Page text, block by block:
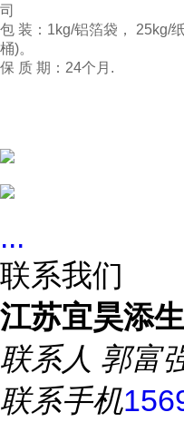
司
包 装：1kg/铝箔袋， 25kg/
桶)。
保 质 期：24个月.
...
联系我们
江苏宜昊添
联系人 郭富
联系手机